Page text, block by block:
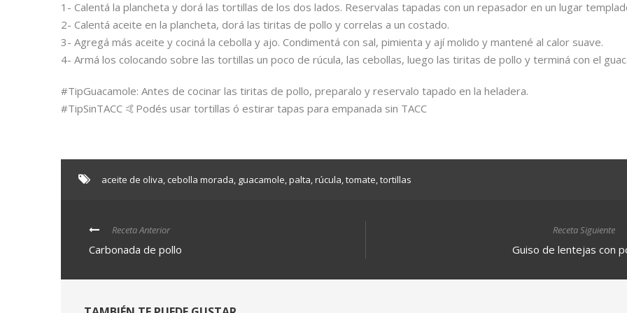
1- Calentá la plancheta y dorá las tortillas de los dos lados. Reservalas tapadas con un repasador en un lugar
2- Calentá aceite en la plancheta, dorá las tiritas de pollo y correlas a un costado.
3- Agregá más aceite y cociná la cebolla y ajo. Condimentá con sal, pimienta y ají molido y mantené al calor suave.
4- Armá los colocando sobre las tortillas un poco de rúcula, las cebollas, luego las tiritas de pollo y terminá con el
#TipGuacamole: Antes de cocinar las tiritas de pollo, preparalo y reservalo tapado en la heladera.
#TipSinTACC 🤙 Podés usar tortillas ó estirar tapas para empanada sin TACC
aceite de oliva, cebolla morada, guacamole,palta,rúcula,tomate,tortillas
Receta Anterior
Carbonada de pollo
Receta Siguiente
Guiso de lentejas con